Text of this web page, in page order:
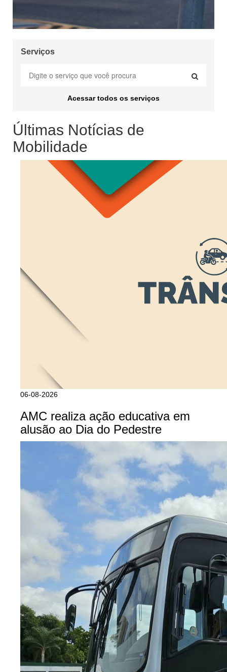
Serviços
Acessar todos os serviços
Últimas Notícias de
Mobilidade
06-08-2026
AMC realiza ação educativa em
alusão ao Dia do Pedestre